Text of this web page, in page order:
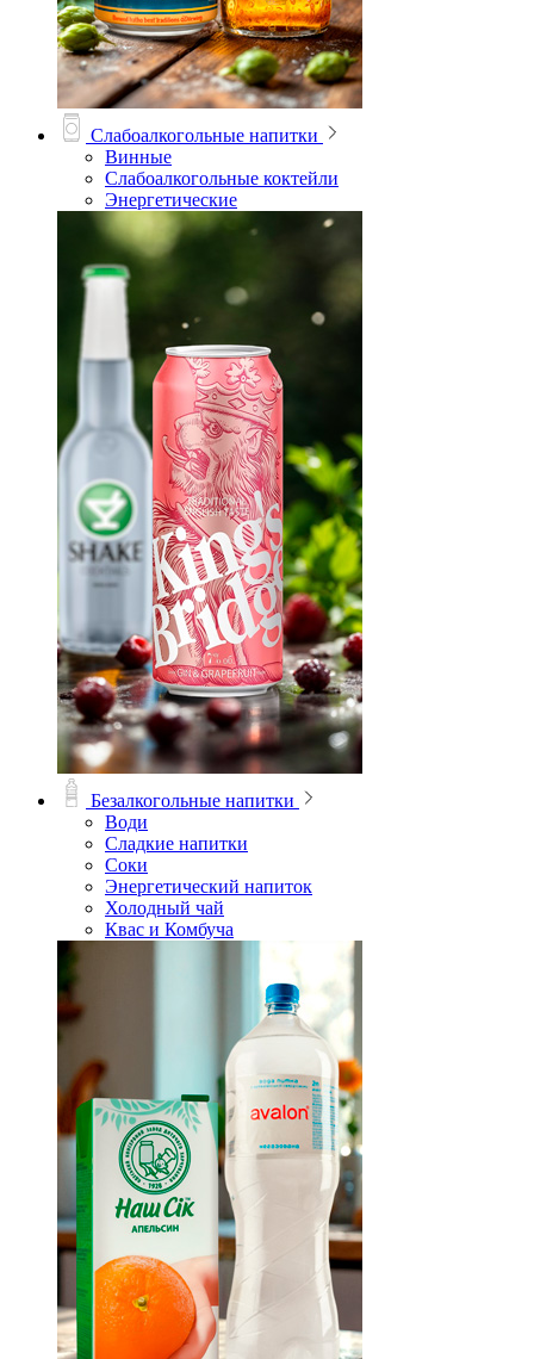
Слабоалкогольные напитки
Винные
Слабоалкогольные коктейли
Энергетические
Безалкогольные напитки
Води
Сладкие напитки
Соки
Энергетический напиток
Холодный чай
Квас и Комбуча